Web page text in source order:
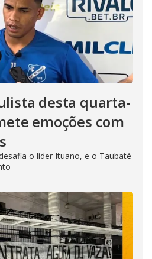
desta quarta-
emoções com
o líder Ituano, e o Taubaté